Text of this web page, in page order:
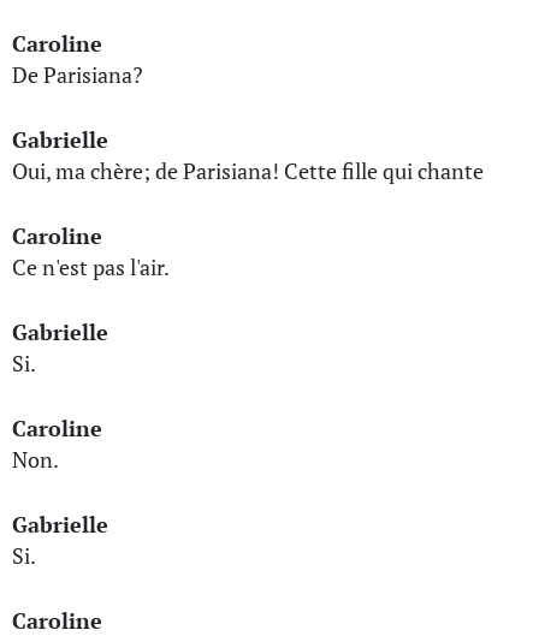
Caroline
De Parisiana?
Gabrielle
Oui, ma chère; de Parisiana! Cette fille qui chante
Caroline
Ce n'est pas l'air.
Gabrielle
Si.
Caroline
Non.
Gabrielle
Si.
Caroline